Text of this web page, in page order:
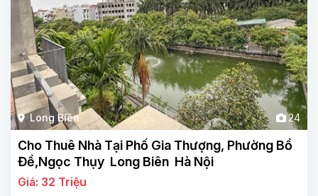
Long Biên 24
Cho Thuê Nhà Tại Phố Gia Thượng, Phường Bồ
Đề,Ngọc Thụy Long Biên Hà Nội
Giá: 32 Triệu